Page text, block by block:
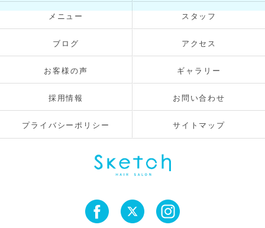
メニュー スタッフ
ブログ アクセス
お客様の声 ギャラリー
採用情報 お問い合わせ
プライバシーポリシー サイトマップ